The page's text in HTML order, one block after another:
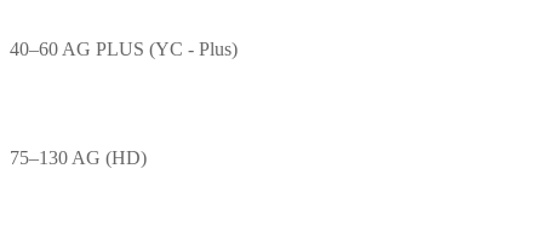
40–60 AG PLUS (YC - Plus)
75–130 AG (HD)